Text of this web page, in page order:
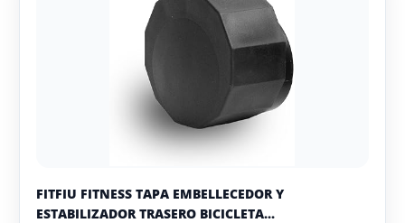
FITFIU FITNESS TAPA EMBELLECEDOR Y
ESTABILIZADOR TRASERO BICICLETA...